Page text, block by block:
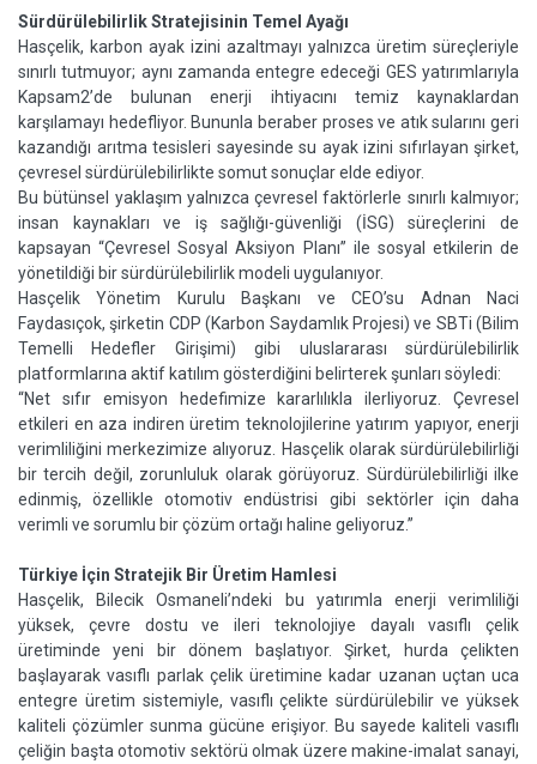
Sürdürülebilirlik Stratejisinin Temel Ayağı
Hasçelik, karbon ayak izini azaltmayı yalnızca üretim süreçleriyle
sınırlı tutmuyor; aynı zamanda entegre edeceği GES yatırımlarıyla
Kapsam2’de bulunan enerji ihtiyacını temiz kaynaklardan
karşılamayı hedefliyor. Bununla beraber proses ve atık sularını geri
kazandığı arıtma tesisleri sayesinde su ayak izini sıfırlayan şirket,
çevresel sürdürülebilirlikte somut sonuçlar elde ediyor.
Bu bütünsel yaklaşım yalnızca çevresel faktörlerle sınırlı kalmıyor;
insan kaynakları ve iş sağlığı-güvenliği (İSG) süreçlerini de
kapsayan “Çevresel Sosyal Aksiyon Planı” ile sosyal etkilerin de
yönetildiği bir sürdürülebilirlik modeli uygulanıyor.
Hasçelik Yönetim Kurulu Başkanı ve CEO’su Adnan Naci
Faydasıçok, şirketin CDP (Karbon Saydamlık Projesi) ve SBTi (Bilim
Temelli Hedefler Girişimi)
gibi uluslararası sürdürülebilirlik
platformlarına aktif katılım gösterdiğini belirterek şunları söyledi:
“Net sıfır emisyon hedefimize kararlılıkla ilerliyoruz. Çevresel
etkileri en aza indiren üretim teknolojilerine yatırım yapıyor, enerji
verimliliğini merkezimize alıyoruz. Hasçelik olarak sürdürülebilirliği
bir tercih değil, zorunluluk olarak görüyoruz. Sürdürülebilirliği ilke
edinmiş, özellikle otomotiv endüstrisi gibi sektörler için daha
verimli ve sorumlu bir çözüm ortağı haline geliyoruz.”
Türkiye İçin Stratejik Bir Üretim Hamlesi
Hasçelik, Bilecik Osmaneli’ndeki bu yatırımla enerji verimliliği
yüksek, çevre dostu ve ileri teknolojiye dayalı vasıflı çelik
üretiminde yeni bir dönem başlatıyor. Şirket, hurda çelikten
başlayarak vasıflı parlak çelik üretimine kadar uzanan uçtan uca
entegre üretim sistemiyle, vasıflı çelikte sürdürülebilir ve yüksek
kaliteli çözümler sunma gücüne erişiyor. Bu sayede kaliteli vasıflı
çeliğin başta otomotiv sektörü olmak üzere makine-imalat sanayi,